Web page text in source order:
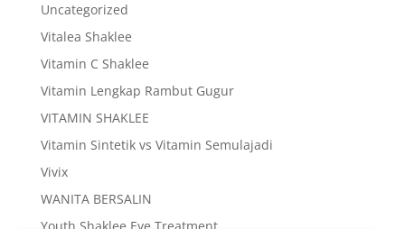
Uncategorized
Vitalea Shaklee
Vitamin C Shaklee
Vitamin Lengkap Rambut Gugur
VITAMIN SHAKLEE
Vitamin Sintetik vs Vitamin Semulajadi
Vivix
WANITA BERSALIN